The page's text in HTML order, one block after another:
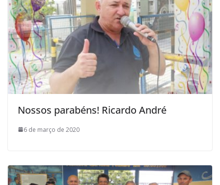
Nossos parabéns! Ricardo André
6 de março de 2020